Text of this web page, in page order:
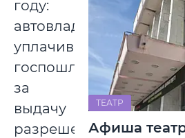
году:
автовладельцы
уплачивают
госпошлину
за
выдачу
разрешения
ТЕАТР
Афиша